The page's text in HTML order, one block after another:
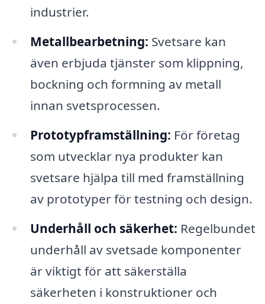
industrier.
Metallbearbetning: Svetsare kan
även erbjuda tjänster som klippning,
bockning och formning av metall
innan svetsprocessen.
Prototypframställning: För företag
som utvecklar nya produkter kan
svetsare hjälpa till med framställning
av prototyper för testning och design.
Underhåll och säkerhet: Regelbundet
underhåll av svetsade komponenter
är viktigt för att säkerställa
säkerheten i konstruktioner och